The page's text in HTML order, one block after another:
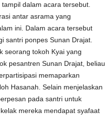
dalam acara tersebut.
antar asrama yang
ini. Dalam acara tersebut
santri ponpes Sunan Drajat.
seorang tokoh Kyai yang
pesantren Sunan Drajat, beliau
memaparkan
Hasanah. Selain menjelaskan
pada santri untuk
mereka mendapat syafaat